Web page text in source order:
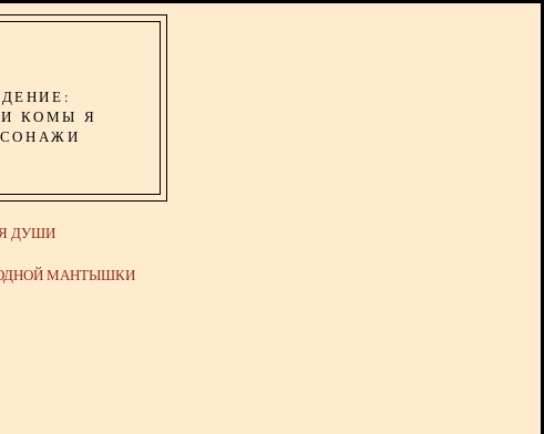
КОМЫ Я
ДУШИ
МАНТЫШКИ